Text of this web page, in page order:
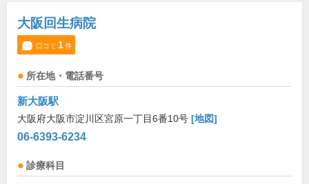
大阪回生病院
口コミ 1件
所在地・電話番号
新大阪駅
大阪府大阪市淀川区宮原一丁目6番10号 [地図]
06-6393-6234
診療科目